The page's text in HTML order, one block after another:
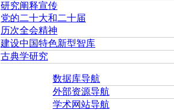
研究阐释宣传
党的二十大和二十届
历次全会精神
建设中国特色新型智库
古典学研究
数据库导航
外部资源导航
学术网站导航